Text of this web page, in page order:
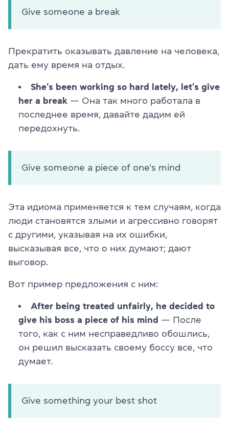
Give someone a break
Прекратить оказывать давление на человека,
дать ему время на отдых.
She’s been working so hard lately, let’s give
her a break — Она так много работала в
последнее время, давайте дадим ей
передохнуть.
Give someone a piece of one's mind
Эта идиома применяется к тем случаям, когда
люди становятся злыми и агрессивно говорят
с другими, указывая на их ошибки,
высказывая все, что о них думают; дают
выговор.
Вот пример предложения с ним:
After being treated unfairly, he decided to
give his boss a piece of his mind — После
того, как с ним несправедливо обошлись,
он решил высказать своему боссу все, что
думает.
Give something your best shot